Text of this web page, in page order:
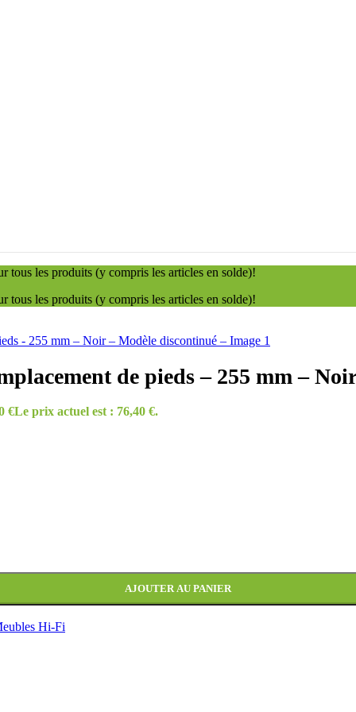
les produits (y compris les articles en solde)!
les produits (y compris les articles en solde)!
de pieds – 255 mm –
€Le prix actuel est : 76,40 €.
AJOUTER AU PANIER
Hi-Fi